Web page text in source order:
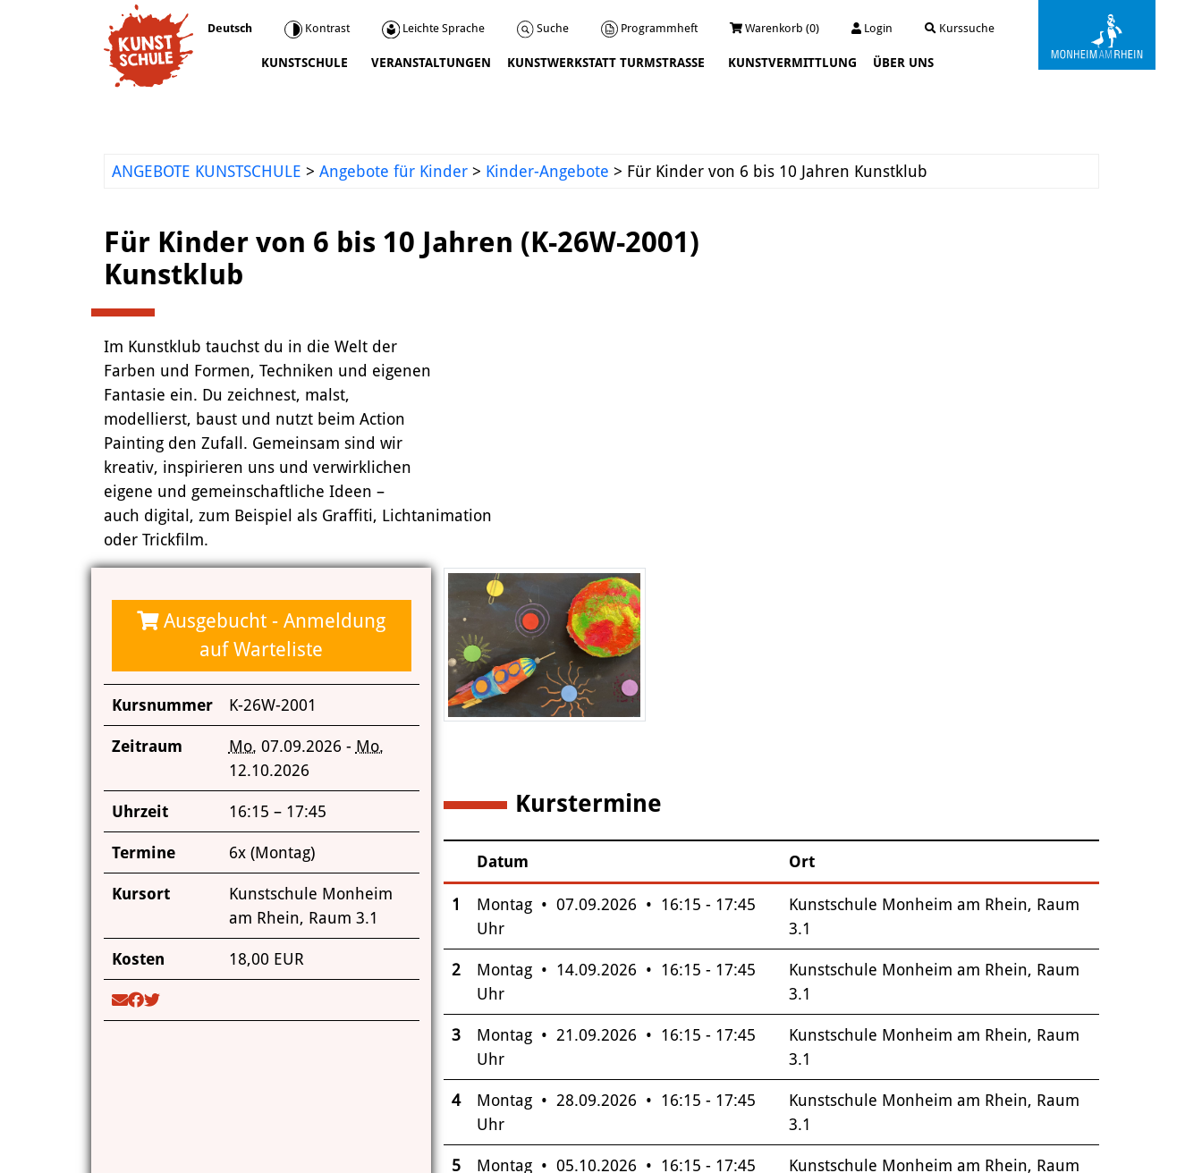
Deutsch Kontrast Leichte Sprache Suche Programmheft Warenkorb (0) Login Kurssuche
KUNSTSCHULE VERANSTALTUNGEN KUNSTWERKSTATT TURMSTRASSE KUNSTVERMITTLUNG ÜBER UNS
Kooperationen
Städtepartnerschaft Ataşehir
Der Kunstautomat
Kunstvermittlung
Kontakt | Öffnungszeiten
ANGEBOTE KUNSTSCHULE > Angebote für Kinder > Kinder-Angebote > Für Kinder von 6 bis 10 Jahren Kunstklub
Für Kinder von 6 bis 10 Jahren (K-26W-2001)
Kunstklub
Im Kunstklub tauchst du in die Welt der
Farben und Formen, Techniken und eigenen
Fantasie ein. Du zeichnest, malst,
modellierst, baust und nutzt beim Action
Painting den Zufall. Gemeinsam sind wir
kreativ, inspirieren uns und verwirklichen
eigene und gemeinschaftliche Ideen –
auch digital, zum Beispiel als Graffiti, Lichtanimation
oder Trickfilm.
Ausgebucht - Anmeldung
auf Warteliste
Kursnummer K-26W-2001
Zeitraum Mo. 07.09.2026 - Mo.
12.10.2026
Uhrzeit 16:15 – 17:45
Termine 6x (Montag)
Kursort
Kunstschule Monheim
am Rhein, Raum 3.1
Kosten 18,00 EUR
Kurstermine
Insgesamt gibt es 6 Termine zum diesen Kurs
–
Datum Ort
1
Montag • 07.09.2026 • 16:15 - 17:45
Uhr
Kunstschule Monheim am Rhein, Raum
3.1
2
Montag • 14.09.2026 • 16:15 - 17:45
Uhr
Kunstschule Monheim am Rhein, Raum
3.1
3
Montag • 21.09.2026 • 16:15 - 17:45
Uhr
Kunstschule Monheim am Rhein, Raum
3.1
4
Montag • 28.09.2026 • 16:15 - 17:45
Uhr
Kunstschule Monheim am Rhein, Raum
3.1
5
Montag • 05.10.2026 • 16:15 - 17:45
Kunstschule Monheim am Rhein, Raum